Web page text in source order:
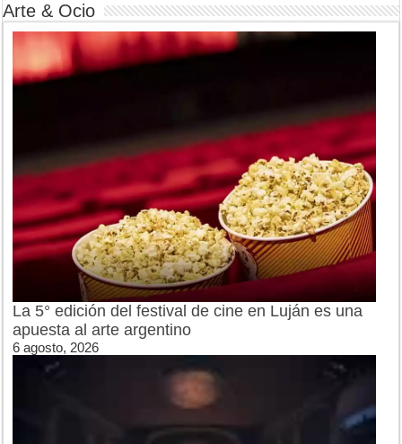
Arte & Ocio
La 5° edición del festival de cine en Luján es una
apuesta al arte argentino
6 agosto, 2026